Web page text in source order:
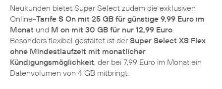
Neukunden bietet Super Select zudem die exklusiven
Online-Tarife S On mit 25 GB für günstige 9,99 Euro im
Monat und M on mit 30 GB für nur 12,99 Euro.
Besonders flexibel gestaltet ist derSuper Select XS Flex
ohne Mindestlaufzeit mit monatlicher
Kündigungsmöglichkeit, der bei 7,99 Euro im Monat ein
Datenvolumen von 4 GB mitbringt.